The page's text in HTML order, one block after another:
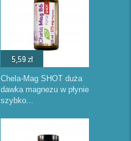
5,59 zł
Chela-Mag SHOT duża
dawka magnezu w płynie
szybko...